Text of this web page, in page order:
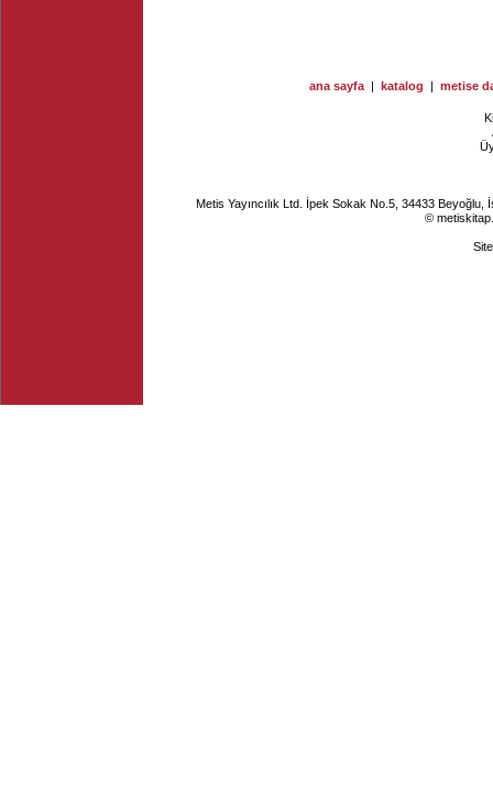
ana sayfa | katalog | metise
Metis Yayıncılık Ltd. İpek Sokak No.5, 34433
©